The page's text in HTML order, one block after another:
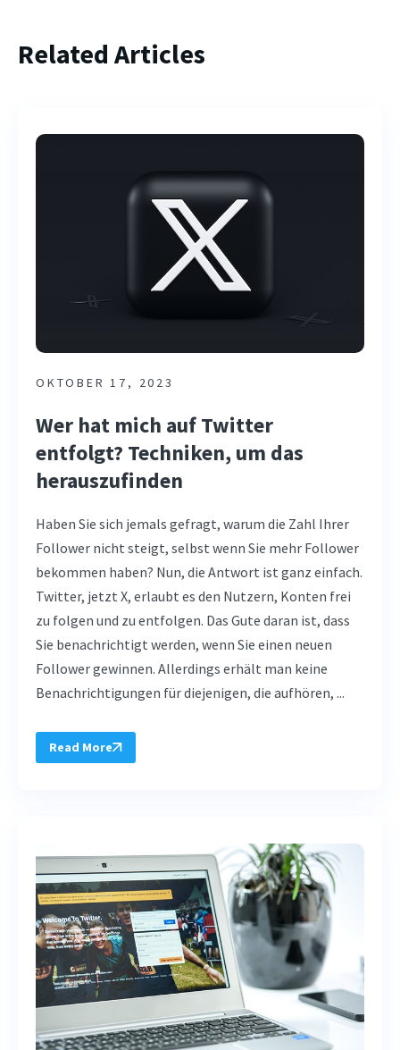
Related Articles
OKTOBER 17, 2023
Wer hat mich auf Twitter
entfolgt? Techniken, um das
herauszufinden
Haben Sie sich jemals gefragt, warum die Zahl Ihrer
Follower nicht steigt, selbst wenn Sie mehr Follower
bekommen haben? Nun, die Antwort ist ganz einfach.
Twitter, jetzt X, erlaubt es den Nutzern, Konten frei
zu folgen und zu entfolgen. Das Gute daran ist, dass
Sie benachrichtigt werden, wenn Sie einen neuen
Follower gewinnen. Allerdings erhält man keine
Benachrichtigungen für diejenigen, die aufhören, ...
Read More